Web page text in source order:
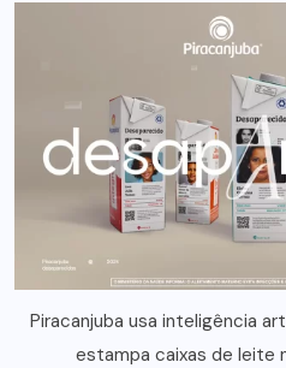
Piracanjuba usa inteligência
estampa caixas de leite